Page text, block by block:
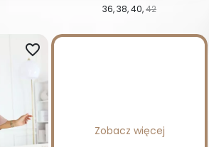
36 38 40 42
favorite_border
Zobacz więcej